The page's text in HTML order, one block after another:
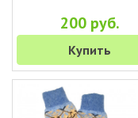
200 руб.
Купить